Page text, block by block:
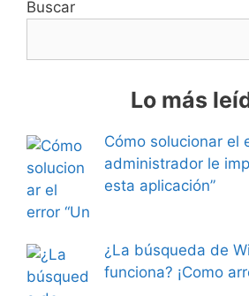
Buscar
Lo más
Cómo solucionar el
administrador le
esta aplicación”
¿La búsqueda de
funciona? ¡Como